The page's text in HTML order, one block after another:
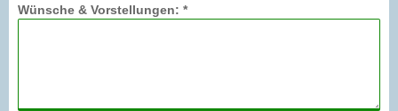
Wünsche & Vorstellungen: *